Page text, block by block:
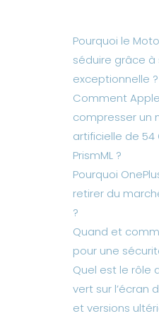
Pourquoi le
séduire grâce
exceptionnelle ?
Comment
compresser un
artificielle de 54
PrismML ?
Pourquoi
retirer du
?
Quand et
pour une
Quel est le rôle
vert sur l’écran
et versions